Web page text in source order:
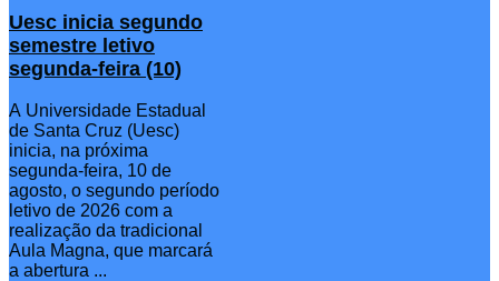
Uesc inicia segundo
semestre letivo
segunda-feira (10)
A Universidade Estadual
de Santa Cruz (Uesc)
inicia, na próxima
segunda-feira, 10 de
agosto, o segundo período
letivo de 2026 com a
realização da tradicional
Aula Magna, que marcará
a abertura ...